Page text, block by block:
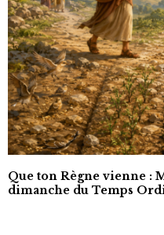
Que ton Règne vienne :
dimanche du Temps